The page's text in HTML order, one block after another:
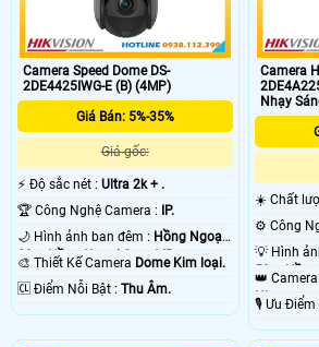
Camera Speed Dome DS-
2DE4425IWG-E (B) (4MP)
Giá Bán: 5%-35%
Giá gốc:
️⚡ Độ sắc nét : Ultra 2k + .
🏆 Công Nghệ Camera : IP.
🌙 Hình ảnh ban đêm : Hồng Ngoại
20m Hồng Ngoại Smart IR.
🎨 Thiết Kế Camera Dome Kim loại.
️🆑 Điểm Nỗi Bật : Thu Âm.
Camera
Nhạy
☀️ Chất
50m Hồng
👑
Nhựa.